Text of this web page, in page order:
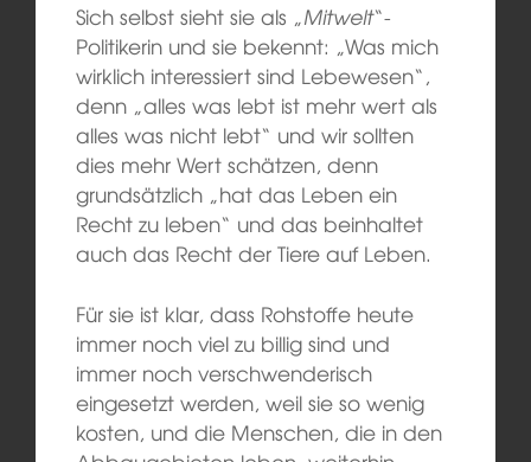
Sich selbst sieht sie als „Mitwelt“-
Politikerin und sie bekennt: „Was mich
wirklich interessiert sind Lebewesen“,
denn „alles was lebt ist mehr wert als
alles was nicht lebt“ und wir sollten
dies mehr Wert schätzen, denn
grundsätzlich „hat das Leben ein
Recht zu leben“ und das beinhaltet
auch das Recht der Tiere auf Leben.
Für sie ist klar, dass Rohstoffe heute
immer noch viel zu billig sind und
immer noch verschwenderisch
eingesetzt werden, weil sie so wenig
kosten, und die Menschen, die in den